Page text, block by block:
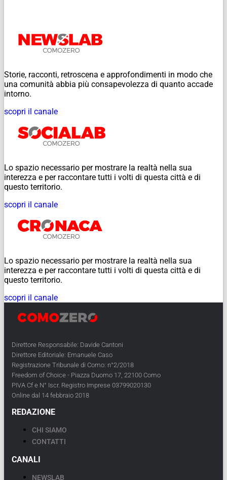
Storie, racconti, retroscena e approfondimenti in modo che
una comunità abbia più consapevolezza di quanto accade
intorno.
scopri il canale
Lo spazio necessario per mostrare la realtà nella sua
interezza e per raccontare tutti i volti di questa città e di
questo territorio.
scopri il canale
Lo spazio necessario per mostrare la realtà nella sua
interezza e per raccontare tutti i volti di questa città e di
questo territorio.
scopri il canale
Direttore Responsabile: Davide Cantoni
Direttore Editoriale: Emanuele Caso
Registrazione Tribunale di Como: n°2/2018
Freedom of Choice - Piazza Duomo 17, 22100 Como
PIVA Cf e N° Iscr. Registro Imprese 03799020130
Online dal 14 febbraio 2018
REDAZIONE
CHI SIAMO
CONTATTI
CANALI
NEWSLAB